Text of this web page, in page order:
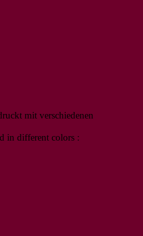
mit verschiedenen
in different colors :